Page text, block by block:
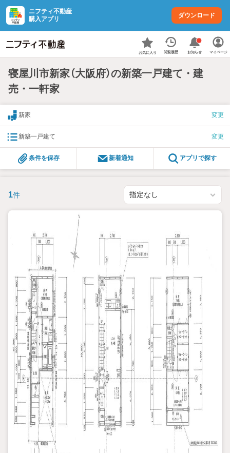
ニフティ不動産
購入アプリ
ダウンロード
お気に入り 閲覧履歴 お知らせ マイページ
寝屋川市新家（大阪府）の新築一戸建て・建
売・一軒家
新家 変更
新築一戸建て 変更
条件を保存 新着通知 アプリで探す
1件